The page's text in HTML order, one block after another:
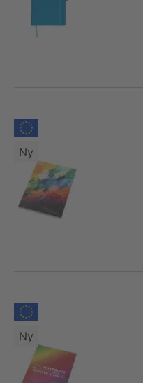
Ny
Ny